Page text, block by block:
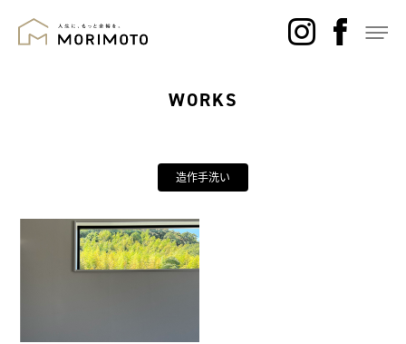
WORKS
造作手洗い